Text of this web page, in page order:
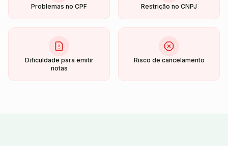
Problemas no CPF Restrição no CNPJ
Dificuldade para emitir
notas
Risco de cancelamento